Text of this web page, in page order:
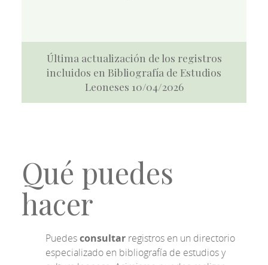
Última actualización de los registros
incluidos en Bibliografía de Estudios
Leoneses 10/04/2026
Qué puedes
hacer
Puedesconsultar registros en un directorio
especializado en bibliografía de estudios y